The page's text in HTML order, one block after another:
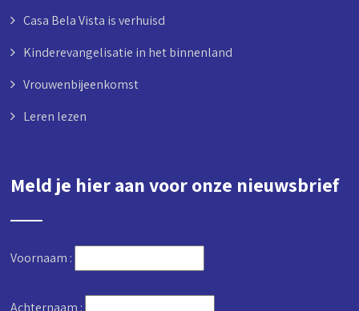
Casa Bela Vista is verhuisd
Kinderevangelisatie in het binnenland
Vrouwenbijeenkomst
Leren lezen
Meld je hier aan voor onze nieuwsbrief
Voornaam :
Achternaam :